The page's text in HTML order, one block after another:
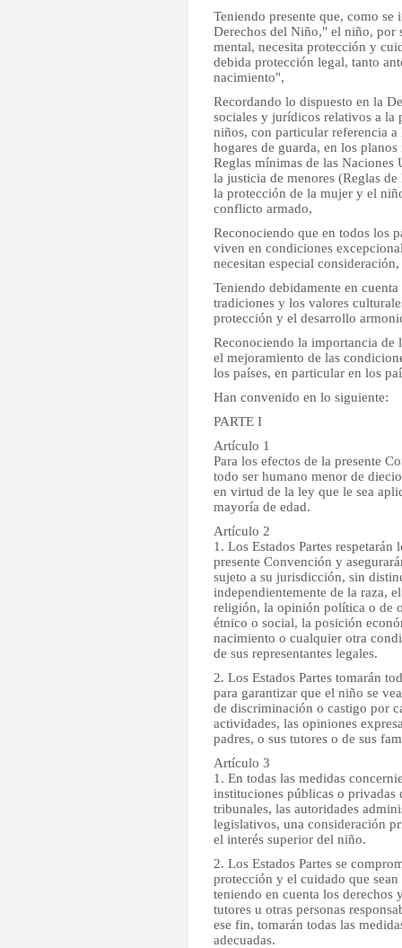
Teniendo presente que, como
Derechos del Niño," el niño, por
mental, necesita protección y
debida protección legal, tanto
nacimiento",
Recordando lo dispuesto en la
sociales y jurídicos relativos a la
niños, con particular referencia
hogares de guarda, en los
Reglas mínimas de las Naciones
la justicia de menores (Reglas
la protección de la mujer y el
conflicto armado,
Reconociendo que en todos los
viven en condiciones
necesitan especial consideración,
Teniendo debidamente en
tradiciones y los valores
protección y el desarrollo
Reconociendo la importancia de
el mejoramiento de las
los países, en particular en los
Han convenido en lo siguiente:
PARTE I
Artículo 1
Para los efectos de la presente
todo ser humano menor de
en virtud de la ley que le sea
mayoría de edad.
Artículo 2
1. Los Estados Partes
presente Convención y
sujeto a su jurisdicción, sin
independientemente de la raza,
religión, la opinión política o de
étnico o social, la posición
nacimiento o cualquier otra
de sus representantes legales.
2. Los Estados Partes tomarán
para garantizar que el niño se
de discriminación o castigo por
actividades, las opiniones
padres, o sus tutores o de sus
Artículo 3
1. En todas las medidas
instituciones públicas o privadas
tribunales, las autoridades
legislativos, una consideración
el interés superior del niño.
2. Los Estados Partes se
protección y el cuidado que sean
teniendo en cuenta los derechos
tutores u otras personas
ese fin, tomarán todas las
adecuadas.